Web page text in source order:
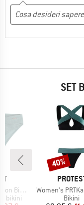
SET
Bottom
bikini
Articolo
Women's
Bikini
Sconto
40%